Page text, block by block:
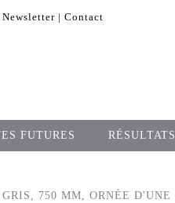
Newsletter | Contact
FUTURES RÉSULTATS
750 MM, ORNÉE